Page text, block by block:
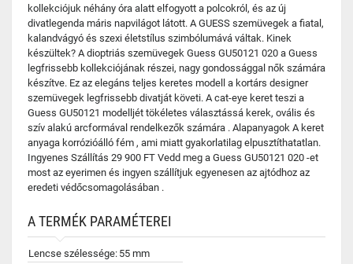
kollekciójuk néhány óra alatt elfogyott a polcokról, és az új
divatlegenda máris napvilágot látott. A GUESS szemüvegek a fiatal,
kalandvágyó és szexi életstílus szimbólumává váltak. Kinek
készültek? A dioptriás szemüvegek Guess GU50121 020 a Guess
legfrissebb kollekciójának részei, nagy gondossággal nők számára
készítve. Ez az elegáns teljes keretes modell a kortárs designer
szemüvegek legfrissebb divatját követi. A cat-eye keret teszi a
Guess GU50121 modelljét tökéletes választássá kerek, ovális és
szív alakú arcformával rendelkezők számára . Alapanyagok A keret
anyaga korrózióálló fém , ami miatt gyakorlatilag elpusztíthatatlan.
Ingyenes Szállítás 29 900 FT Vedd meg a Guess GU50121 020 -et
most az eyerimen és ingyen szállítjuk egyenesen az ajtódhoz az
eredeti védőcsomagolásában .
A TERMÉK PARAMÉTEREI
Lencse szélessége: 55 mm